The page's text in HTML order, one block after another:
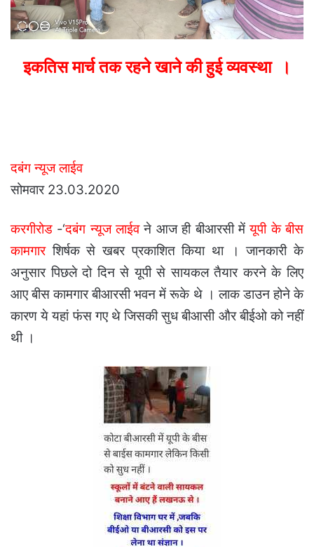
इकतिस मार्च तक रहने खाने की हुई व्यवस्था ।
दबंग न्यूज लाईव
सोमवार 23.03.2020
करगीरोड -‘दबंग न्यूज लाईवने आज ही बीआरसी मेंयूपी के बीस
कामगारशिर्षक से खबर प्रकाशित किया था । जानकारी के
अनुसार पिछले दो दिन से यूपी से सायकल तैयार करने के लिए
आए बीस कामगार बीआरसी भवन में रूके थे । लाक डाउन होने के
कारण ये यहां फंस गए थे जिसकी सुध बीआसी और बीईओ को नहीं
थी ।